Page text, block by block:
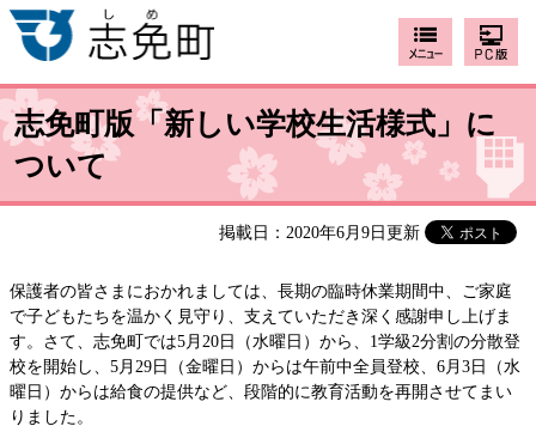
志免町版「新しい学校生活様式」に
ついて
掲載日：2020年6月9日更新
保護者の皆さまにおかれましては、長期の臨時休業期間中、ご家庭
で子どもたちを温かく見守り、支えていただき深く感謝申し上げま
す。さて、志免町では5月20日（水曜日）から、1学級2分割の分散登
校を開始し、5月29日（金曜日）からは午前中全員登校、6月3日（水
曜日）からは給食の提供など、段階的に教育活動を再開させてまい
りました。